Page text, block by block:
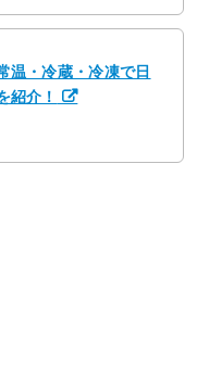
温・冷蔵・冷凍で日
紹介！